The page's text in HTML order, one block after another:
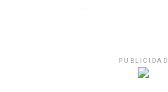
PUBLICIDAD